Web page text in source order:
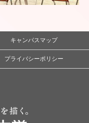
キャンパスマップ
プライバシーポリシー